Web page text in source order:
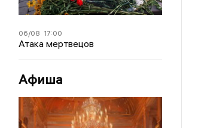
06/08 17:00
Атака мертвецов
Афиша